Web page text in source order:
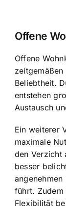
Offene
Offene
Beliebtheit.
entstehen
Austausch
Ein weiterer
maximale
den Verzicht
besser
führt. Zudem
Flexibilität